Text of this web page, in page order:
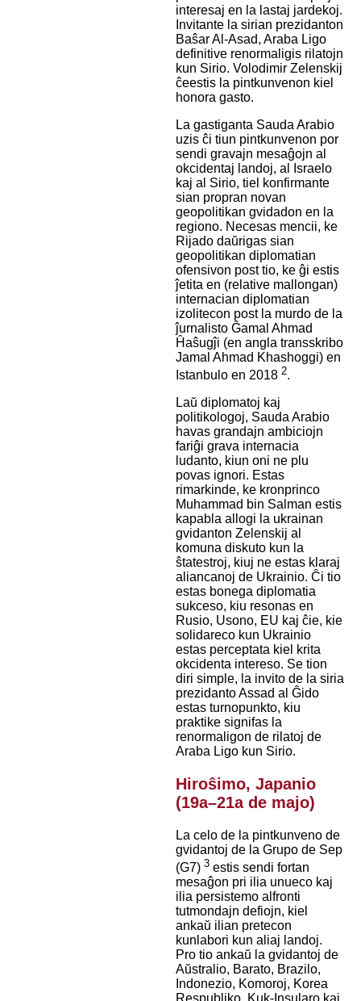
interesaj en la lastaj jardekoj.
Invitante la sirian prezidanton
Baŝar Al-Asad, Araba Ligo
definitive renormaligis rilatojn
kun Sirio. Volodimir Zelenskij
ĉeestis la pintkunvenon kiel
honora gasto.
La gastiganta Sauda Arabio
uzis ĉi tiun pintkunvenon por
sendi gravajn mesaĝojn al
okcidentaj landoj, al Israelo
kaj al Sirio, tiel konfirmante
sian propran novan
geopolitikan gvidadon en la
regiono. Necesas mencii, ke
Rijado daŭrigas sian
geopolitikan diplomatian
ofensivon post tio, ke ĝi estis
ĵetita en (relative mallongan)
internacian diplomatian
izolitecon post la murdo de la
ĵurnalisto Ĝamal Ahmad
Ĥaŝugĵi (en angla transskribo
Jamal Ahmad Khashoggi) en
Istanbulo en 20182.
Laŭ diplomatoj kaj
politikologoj, Sauda Arabio
havas grandajn ambiciojn
fariĝi grava internacia
ludanto, kiun oni ne plu
povas ignori. Estas
rimarkinde, ke kronprinco
Muhammad bin Salman estis
kapabla allogi la ukrainan
gvidanton Zelenskij al
komuna diskuto kun la
ŝtatestroj, kiuj ne estas klaraj
aliancanoj de Ukrainio. Ĉi tio
estas bonega diplomatia
sukceso, kiu resonas en
Rusio, Usono, EU kaj ĉie, kie
solidareco kun Ukrainio
estas perceptata kiel krita
okcidenta intereso. Se tion
diri simple, la invito de la siria
prezidanto Assad al Ĝido
estas turnopunkto, kiu
praktike signifas la
renormaligon de rilatoj de
Araba Ligo kun Sirio.
Hiroŝimo, Japanio
(19a–21a de majo)
La celo de la pintkunveno de
gvidantoj de la Grupo de Sep
(G7)3 estis sendi fortan
mesaĝon pri ilia unueco kaj
ilia persistemo alfronti
tutmondajn defiojn, kiel
ankaŭ ilian pretecon
kunlabori kun aliaj landoj.
Pro tio ankaŭ la gvidantoj de
Aŭstralio, Barato, Brazilo,
Indonezio, Komoroj, Korea